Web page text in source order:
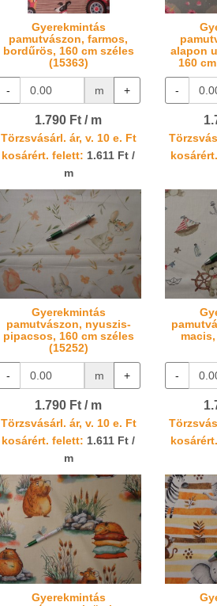
Gyerekmintás
pamutvászon, farmos,
bordűrös, 160 cm széles
(15363)
- m +
1.790 Ft / m
Törzsvásárl. ár, v. 10 e. Ft
kosárért. felett: 1.611 Ft /
m
alapon
160
-
Gyerekmintás
pamutvászon, nyuszis-
pipacsos, 160 cm széles
(15252)
- m +
1.790 Ft / m
Törzsvásárl. ár, v. 10 e. Ft
kosárért. felett: 1.611 Ft /
m
-
Gyerekmintás